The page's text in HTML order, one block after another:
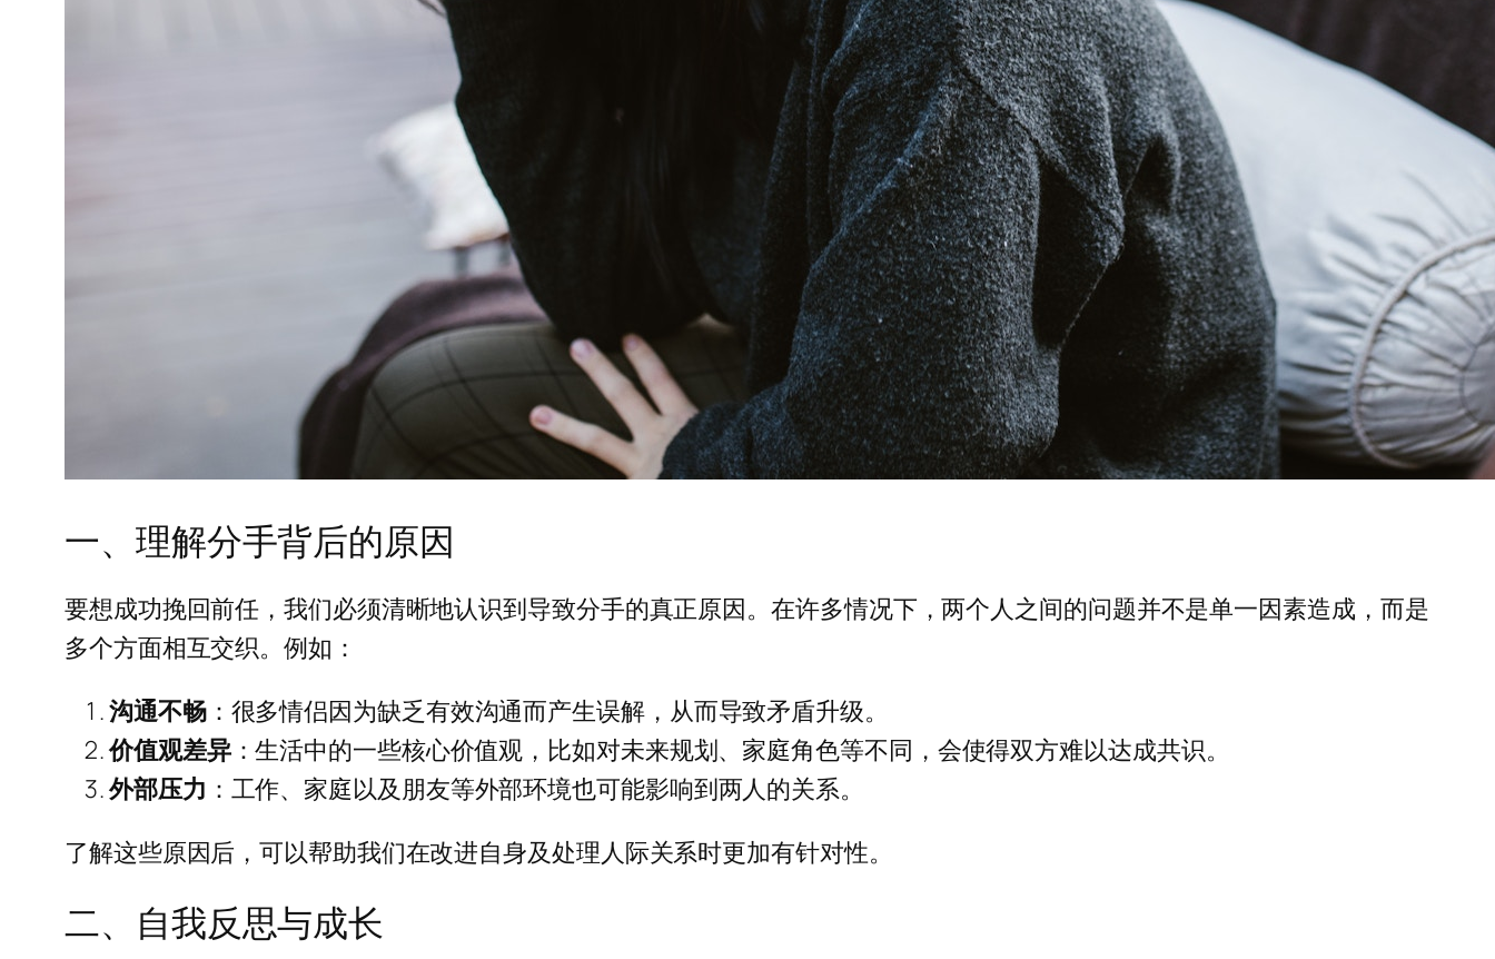
一、理解分手背后的原因
要想成功挽回前任，我们必须清晰地认识到导致分手的真正原因。在许多情况下，两个人之间的问题并不是单一因素造成，而是
多个方面相互交织。例如：
沟通不畅：很多情侣因为缺乏有效沟通而产生误解，从而导致矛盾升级。
价值观差异：生活中的一些核心价值观，比如对未来规划、家庭角色等不同，会使得双方难以达成共识。
外部压力 ：工作、家庭以及朋友等外部环境也可能影响到两人的关系。
了解这些原因后，可以帮助我们在改进自身及处理人际关系时更加有针对性。
二、自我反思与成长